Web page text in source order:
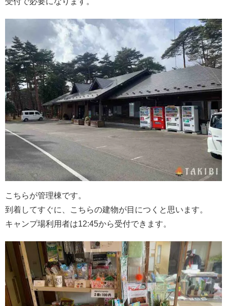
こちらが管理棟です。
到着してすぐに、こちらの建物が目につくと思います。
キャンプ場利用者は12:45から受付できます。